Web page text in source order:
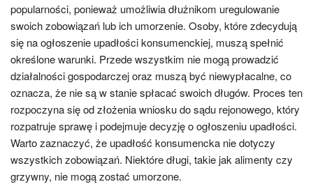
popularności, ponieważ umożliwia dłużnikom uregulowanie
swoich zobowiązań lub ich umorzenie. Osoby, które zdecydują
się na ogłoszenie upadłości konsumenckiej, muszą spełnić
określone warunki. Przede wszystkim nie mogą prowadzić
działalności gospodarczej oraz muszą być niewypłacalne, co
oznacza, że nie są w stanie spłacać swoich długów. Proces ten
rozpoczyna się od złożenia wniosku do sądu rejonowego, który
rozpatruje sprawę i podejmuje decyzję o ogłoszeniu upadłości.
Warto zaznaczyć, że upadłość konsumencka nie dotyczy
wszystkich zobowiązań. Niektóre długi, takie jak alimenty czy
grzywny, nie mogą zostać umorzone.